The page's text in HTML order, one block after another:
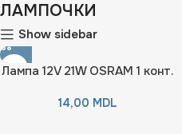
ЛАМПОЧКИ
Show sidebar
Лампа 12V 21W OSRAM 1 конт.
14,00 MDL